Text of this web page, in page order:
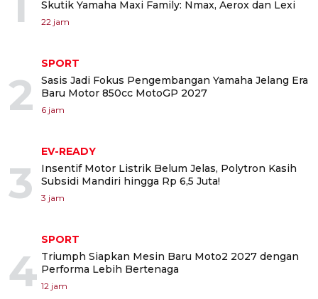
Skutik Yamaha Maxi Family: Nmax, Aerox dan Lexi
22 jam
2
SPORT
Sasis Jadi Fokus Pengembangan Yamaha Jelang Era
Baru Motor 850cc MotoGP 2027
6 jam
3
EV-READY
Insentif Motor Listrik Belum Jelas, Polytron Kasih
Subsidi Mandiri hingga Rp 6,5 Juta!
3 jam
4
SPORT
Triumph Siapkan Mesin Baru Moto2 2027 dengan
Performa Lebih Bertenaga
12 jam